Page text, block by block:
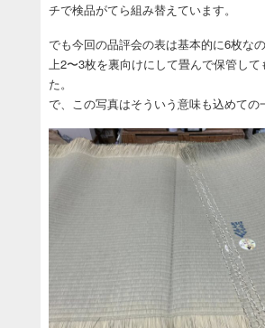
チで検品がてら組み替えています。
でも今回の品評会の表は基本的に6枚な
上2〜3枚を裏向けにして畳んで保管して
た。
で、この写真はそういう意味も込めての